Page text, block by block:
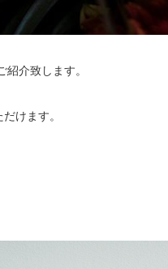
介致します。
けます。